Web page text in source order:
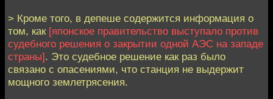
> Кроме того, в депеше содержится информация о
том, как [японское правительство выступало против
судебного решения о закрытии одной АЭС на западе
страны]. Это судебное решение как раз было
связано с опасениями, что станция не выдержит
мощного землетрясения.